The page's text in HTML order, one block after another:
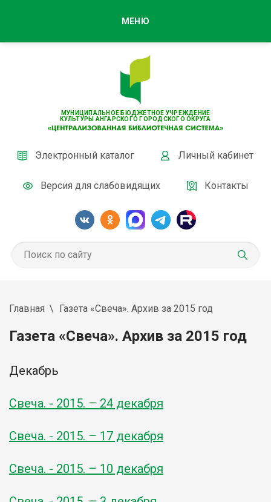
МУНИЦИПАЛЬНОЕ БЮДЖЕТНОЕ УЧРЕЖДЕНИЕ
КУЛЬТУРЫ АНГАРСКОГО ГОРОДСКОГО ОКРУГА
Электронный каталог Личный кабинет
Версия для слабовидящих Контакты
МЕНЮ
Главная Газета «Свеча». Архив за 2015 год
Газета «Свеча». Архив за 2015 год
Декабрь
Свеча. - 2015. – 24 декабря
Свеча. - 2015. – 17 декабря
Свеча. - 2015. – 10 декабря